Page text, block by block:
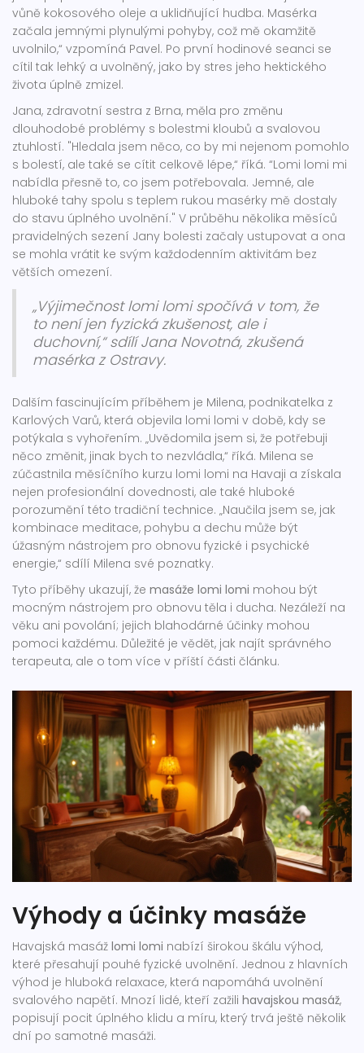
vůně kokosového oleje a uklidňující hudba. Masérka
začala jemnými plynulými pohyby, což mě okamžitě
uvolnilo,“ vzpomíná Pavel. Po první hodinové seanci se
cítil tak lehký a uvolněný, jako by stres jeho hektického
života úplně zmizel.
Jana, zdravotní sestra z Brna, měla pro změnu
dlouhodobé problémy s bolestmi kloubů a svalovou
ztuhlostí. "Hledala jsem něco, co by mi nejenom pomohlo
s bolestí, ale také se cítit celkově lépe,“ říká. “Lomi lomi mi
nabídla přesně to, co jsem potřebovala. Jemné, ale
hluboké tahy spolu s teplem rukou masérky mě dostaly
do stavu úplného uvolnění." V průběhu několika měsíců
pravidelných sezení Jany bolesti začaly ustupovat a ona
se mohla vrátit ke svým každodenním aktivitám bez
větších omezení.
„Výjimečnost lomi lomi spočívá v tom, že
to není jen fyzická zkušenost, ale i
duchovní,“ sdílí Jana Novotná, zkušená
masérka z Ostravy.
Dalším fascinujícím příběhem je Milena, podnikatelka z
Karlových Varů, která objevila lomi lomi v době, kdy se
potýkala s vyhořením. „Uvědomila jsem si, že potřebuji
něco změnit, jinak bych to nezvládla,“ říká. Milena se
zúčastnila měsíčního kurzu lomi lomi na Havaji a získala
nejen profesionální dovednosti, ale také hluboké
porozumění této tradiční technice. „Naučila jsem se, jak
kombinace meditace, pohybu a dechu může být
úžasným nástrojem pro obnovu fyzické i psychické
energie,“ sdílí Milena své poznatky.
Tyto příběhy ukazují, že masáže lomi lomi mohou být
mocným nástrojem pro obnovu těla i ducha. Nezáleží na
věku ani povolání; jejich blahodárné účinky mohou
pomoci každému. Důležité je vědět, jak najít správného
terapeuta, ale o tom více v příští části článku.
Výhody a účinky masáže
Havajská masáž lomi lomi nabízí širokou škálu výhod,
které přesahují pouhé fyzické uvolnění. Jednou z hlavních
výhod je hluboká relaxace, která napomáhá uvolnění
svalového napětí. Mnozí lidé, kteří zažili havajskou masáž,
popisují pocit úplného klidu a míru, který trvá ještě několik
dní po samotné masáži.